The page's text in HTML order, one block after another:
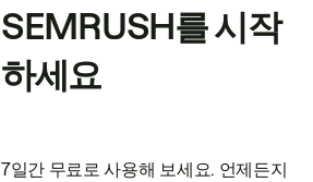
SEMRUSH를 시작
하세요
7일간 무료로 사용해 보세요. 언제든지